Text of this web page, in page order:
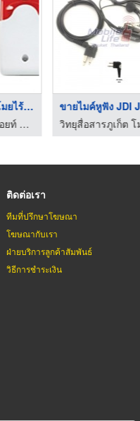
สัญญาณกันขโมยไร้สาย
บริษัท เอส ดี พอยท์ จำกัด
ติดต่อเรา
ทีมที่ปรึกษาโฆษณา
โฆษณากับเรา
ฝ่ายบริการลูกค้าสัมพันธ์
วิธีการชำระเงิน